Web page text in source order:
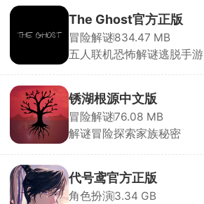
The Ghost官方正版
冒险解谜834.47 MB
五人联机恐怖解谜逃脱手游
锈湖根源中文版
冒险解谜76.08 MB
解谜冒险探索家族秘密
代号鸢官方正版
角色扮演3.34 GB